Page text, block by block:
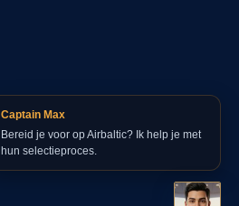
Captain Max
Bereid je voor op Airbaltic? Ik help je met
hun selectieproces.